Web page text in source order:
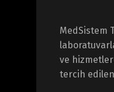
MedSistem
ve
tercih